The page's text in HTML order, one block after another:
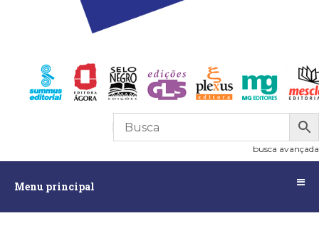
R$0,00
busca avançada
Menu principal
principalAssuntos